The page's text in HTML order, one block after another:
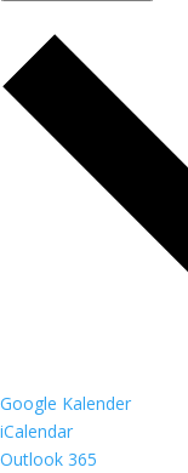
Google Kalender
iCalendar
Outlook 365